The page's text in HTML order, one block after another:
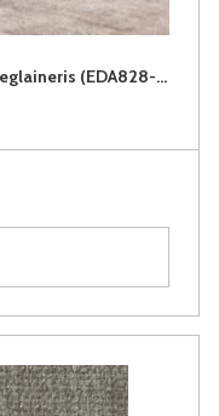
LANCASTER-III (II gr.) trivietė sofa-reglaineris (EDA828-02 Šviesiai rudas)